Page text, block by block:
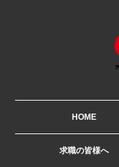
HOME
求職の皆様へ